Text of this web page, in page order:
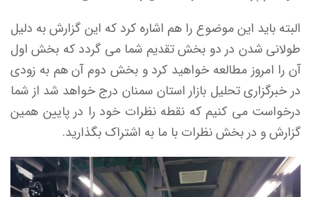
البته باید این موضوع را هم اشاره کرد که این گزارش به دلیل
طولانی شدن در دو بخش تقدیم شما می گردد که بخش اول
آن را امروز مطالعه خواهید کرد و بخش دوم آن هم به زودی
در خبرگزاری تحلیل بازار استان سمنان درج خواهد شد از شما
درخواست می کنیم که نقطه نظرات خود را در پایین همین
گزارش و در بخش نظرات با ما به اشتراک بگذارید.